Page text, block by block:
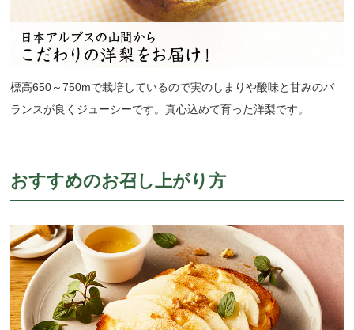
標高650～750mで栽培しているので実のしまりや酸味と甘みのバ
ランスが良くジューシーです。真心込めて育った洋梨です。
おすすめのお召し上がり方